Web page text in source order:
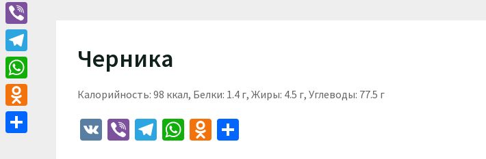
Черника
Калорийность: 98 ккал, Белки: 1.4 г, Жиры: 4.5 г, Углеводы: 77.5 г
VK ViberTelegram
WhatsApp
Odnoklassniki
VK
Viber
Telegram
WhatsApp
Odnoklassniki